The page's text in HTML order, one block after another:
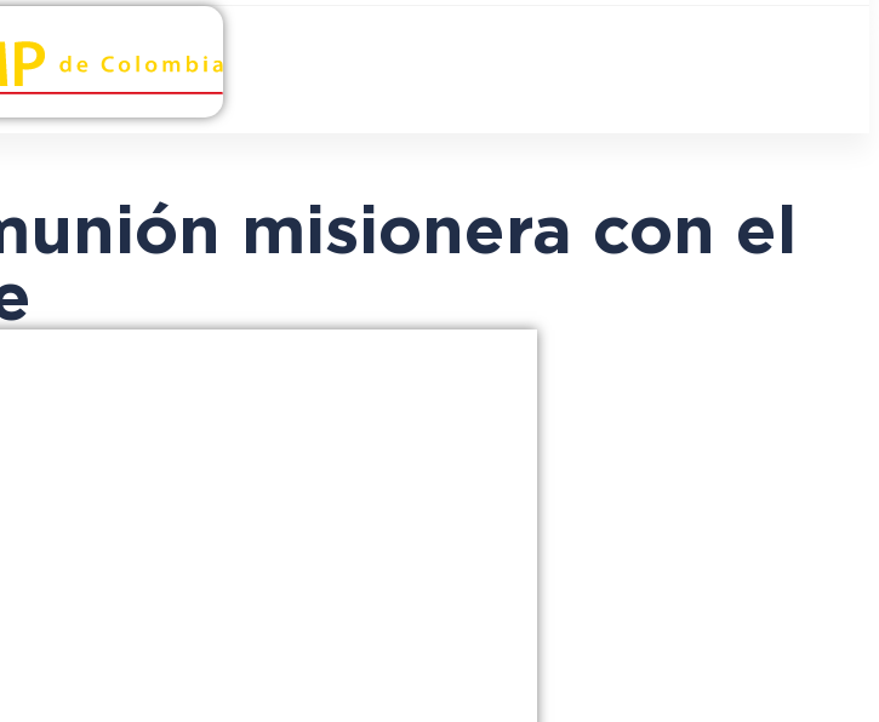
misionera con el